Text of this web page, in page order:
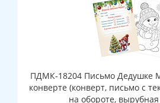
ПДМК-18204 Письмо Дедушке
конверте (конверт, письмо с
на обороте,